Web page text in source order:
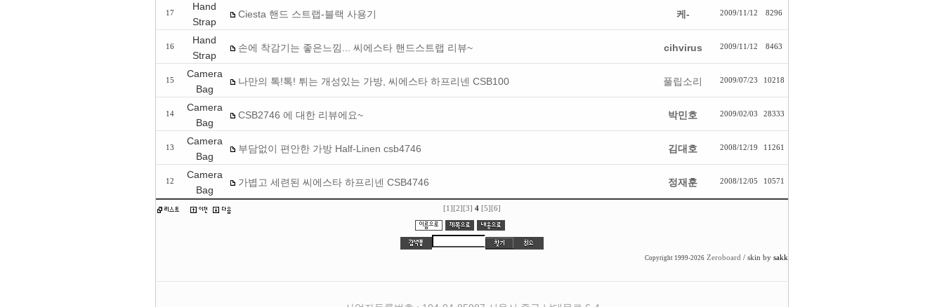
17
Hand
Strap
Ciesta 핸드 스트랩-블랙 사용기 케- 2009/11/12 8296
16
Hand
Strap
손에 착감기는 좋은느낌... 씨에스타 핸드스트랩 리뷰~ cihvirus 2009/11/12 8463
15
Camera
Bag
나만의 톡!톡! 튀는 개성있는 가방, 씨에스타 하프리넨 CSB100 풀립소리 2009/07/23 10218
14
Camera
Bag
CSB2746 에 대한 리뷰에요~ 박민호 2009/02/03 28333
13
Camera
Bag
부담없이 편안한 가방 Half-Linen csb4746 김대호 2008/12/19 11261
12
Camera
Bag
가볍고 세련된 씨에스타 하프리넨 CSB4746 정재훈 2008/12/05 10571
[1] [2] [3] 4 [5] [6]
Copyright 1999-2026 Zeroboard / skin by sakk